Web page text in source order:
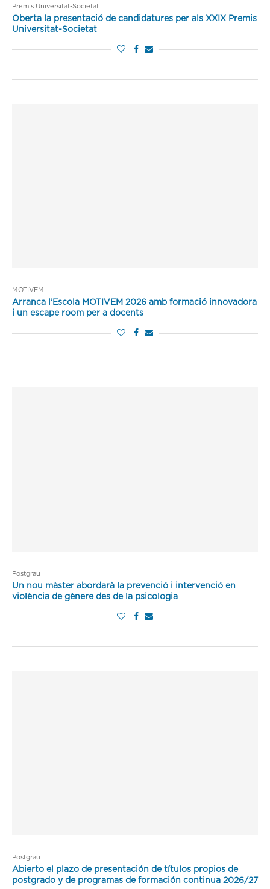
Premis Universitat-Societat
Oberta la presentació de candidatures per als XXIX Premis
Universitat-Societat
MOTIVEM
Arranca l’Escola MOTIVEM 2026 amb formació innovadora
i un escape room per a docents
Postgrau
Un nou màster abordarà la prevenció i intervenció en
violència de gènere des de la psicologia
Postgrau
Abierto el plazo de presentación de títulos propios de
postgrado y de programas de formación continua 2026/27